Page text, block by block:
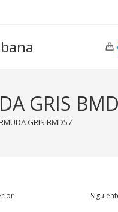
GRIS
GRIS BMD57